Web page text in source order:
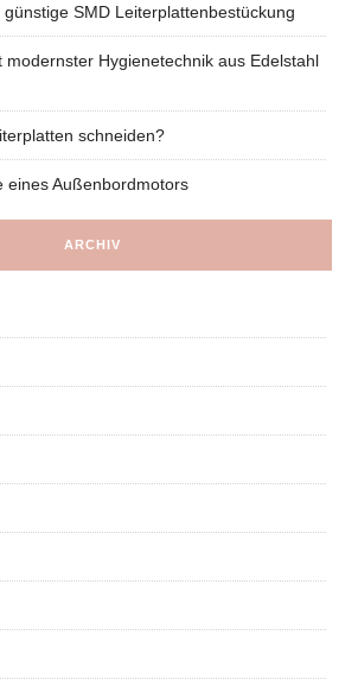
SMD Leiterplattenbestückung
modernster Hygienetechnik aus Edelstahl
schneiden?
eines Außenbordmotors
ARCHIV